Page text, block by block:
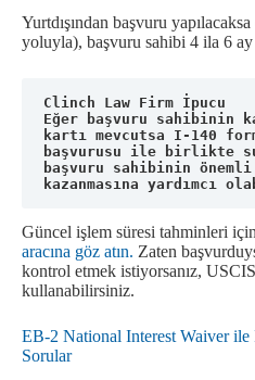
Yurtdışından başvuru
yoluyla), başvuru sahibi 4 ila 6 ay
Clinch Law Firm İpucu
Eğer başvuru sahibinin
kartı mevcutsa I-140
başvurusu ile birlikte
başvuru sahibinin önemli
kazanmasına yardımcı
Güncel işlem süresi tahminleri için
aracına göz atın. Zaten
kontrol etmek istiyorsanız,
kullanabilirsiniz.
EB-2 National Interest Waiver ile
Sorular